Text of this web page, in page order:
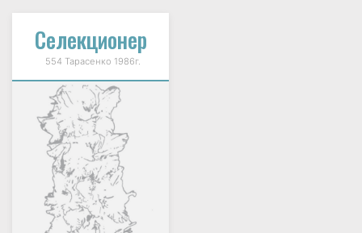
Селекционер
554 Тарасенко 1986г.